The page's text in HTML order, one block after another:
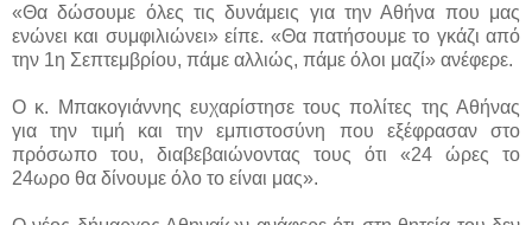
«Θα δώσουμε όλες τις δυνάμεις για την Αθήνα που μας
ενώνει και συμφιλιώνει» είπε. «Θα πατήσουμε το γκάζι από
την 1η Σεπτεμβρίου, πάμε αλλιώς, πάμε όλοι μαζί» ανέφερε.
Ο κ. Μπακογιάννης ευχαρίστησε τους πολίτες της Αθήνας
για την τιμή και την εμπιστοσύνη που εξέφρασαν στο
πρόσωπο του, διαβεβαιώνοντας τους ότι «24 ώρες το
24ωρο θα δίνουμε όλο το είναι μας».